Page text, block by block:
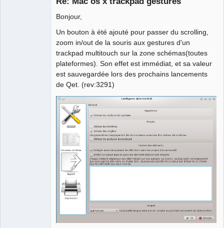
Bonjour,
Un bouton à été ajouté pour passer du scrolling,
zoom in/out de la souris aux gestures d'un
trackpad multitouch sur la zone schémas(toutes
plateformes). Son effet est immédiat, et sa valeur
est sauvegardée lors des prochains lancements
de Qet. (rev:3291)